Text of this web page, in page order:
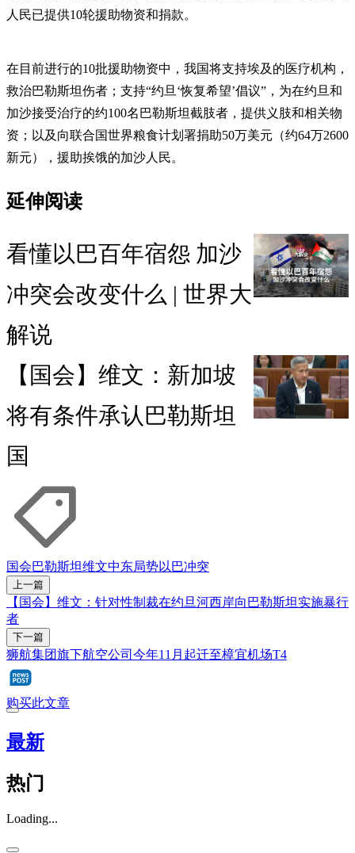
人民已提供10轮援助物资和捐款。
在目前进行的10批援助物资中，我国将支持埃及的医疗机构，
救治巴勒斯坦伤者；支持“约旦‘恢复希望’倡议”，为在约旦和
加沙接受治疗的约100名巴勒斯坦截肢者，提供义肢和相关物
资；以及向联合国世界粮食计划署捐助50万美元（约64万2600
新元），援助挨饿的加沙人民。
延伸阅读
看懂以巴百年宿怨 加沙
冲突会改变什么 | 世界大
解说
【国会】维文：新加坡
将有条件承认巴勒斯坦
国
国会巴勒斯坦维文中东局势以巴冲突
上一篇
【国会】维文：针对性制裁在约旦河西岸向巴勒斯坦实施暴行
者
下一篇
狮航集团旗下航空公司今年11月起迁至樟宜机场T4
购买此文章
最新
热门
Loading...